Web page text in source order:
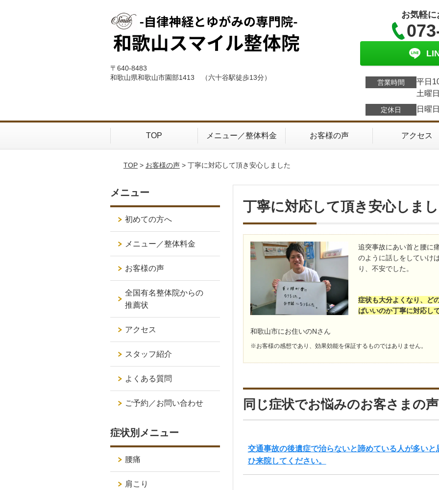
〒640-8483
和歌山県和歌山市園部1413 （六十谷駅徒歩13分）
お気軽
営業時間
平日
土曜
定休日 日曜
TOP メニュー／整体料金 お客様の声 アクセス
TOP> お客様の声> 丁寧に対応して頂き安心しました
丁寧に対応して頂き安心しま
追突事故にあい首と腰に
のように話しをしていけ
り、不安でした。
症状も大分よくなり、ど
ばいいのか丁寧に対応し
和歌山市にお住いのNさん
※お客様の感想であり、効果効能を保証するものではありません。
同じ症状でお悩みのお客さまの声
交通事故の後遺症で治らないと諦めている人が多いと
ひ来院してください。
メニュー
初めての方へ
メニュー／整体料金
お客様の声
全国有名整体院からの
推薦状
アクセス
スタッフ紹介
よくある質問
ご予約／お問い合わせ
症状別メニュー
腰痛
肩こり